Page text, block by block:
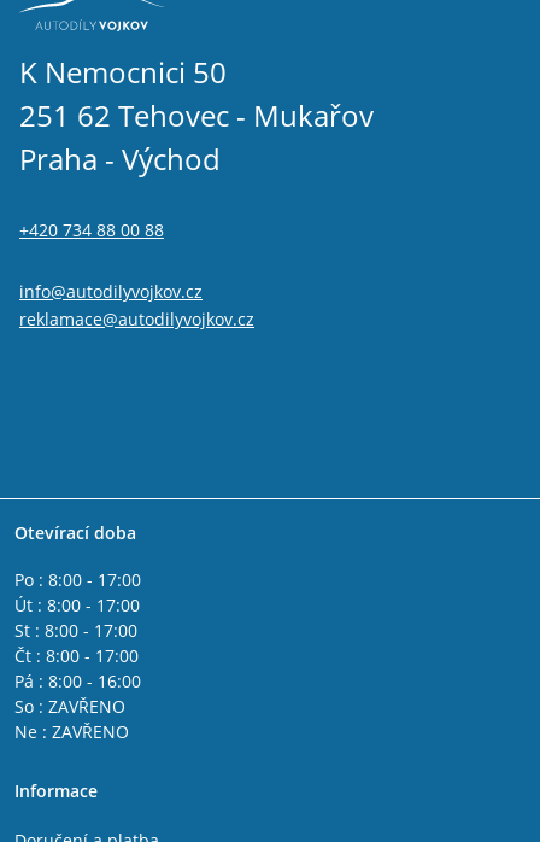
K Nemocnici 50
251 62 Tehovec - Mukařov
Praha - Východ
+420 734 88 00 88
info@autodilyvojkov.cz
reklamace@autodilyvojkov.cz
Otevírací doba
Po : 8:00 - 17:00
Út : 8:00 - 17:00
St : 8:00 - 17:00
Čt : 8:00 - 17:00
Pá : 8:00 - 16:00
So : ZAVŘENO
Ne : ZAVŘENO
Informace